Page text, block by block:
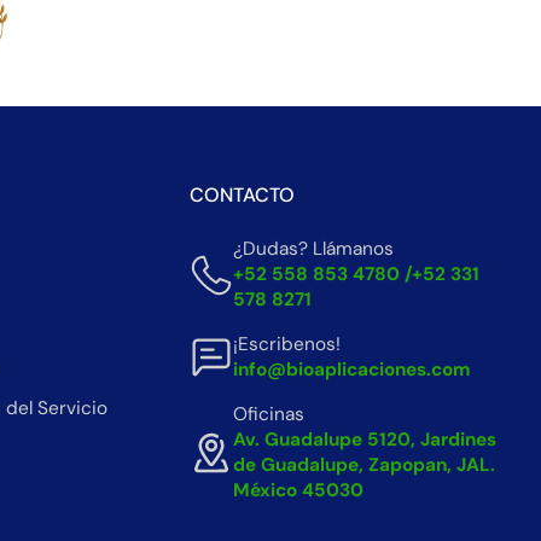
Servicio
CONTACTO
¿Dudas? Llámanos
+52 558 853 4780 /+52 331
578 8271
¡Escribenos!
info@bioaplicaciones.com
Oficinas
Av. Guadalupe 5120, Jardines
de Guadalupe, Zapopan, JAL.
México 45030